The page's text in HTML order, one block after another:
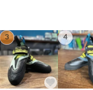
3 4